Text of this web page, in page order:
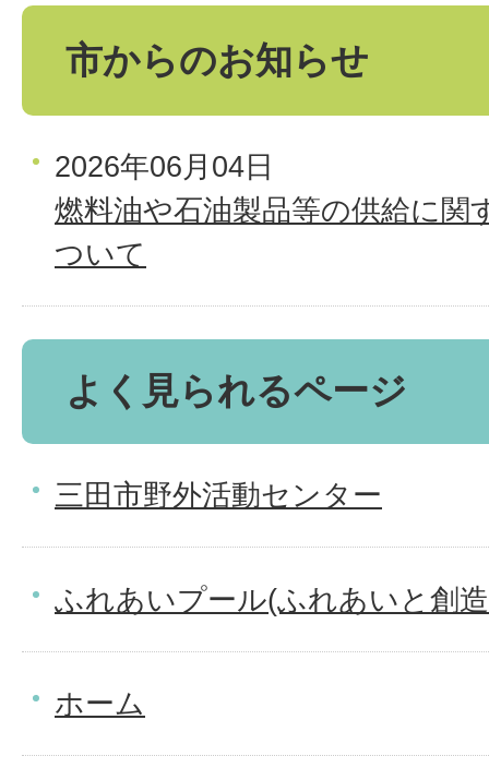
市からのお知らせ
2026年06月04日
燃料油や石油製品等の供給に関
ついて
よく見られるページ
三田市野外活動センター
ふれあいプール(ふれあいと創
ホーム